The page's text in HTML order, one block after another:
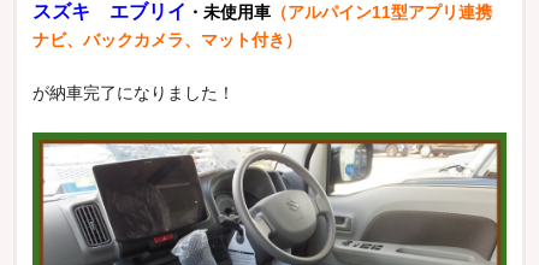
スズキ エブリイ ・未使用車（アルパイン11型アプリ連携
ナビ、バックカメラ、マット付き）
が納車完了になりました！